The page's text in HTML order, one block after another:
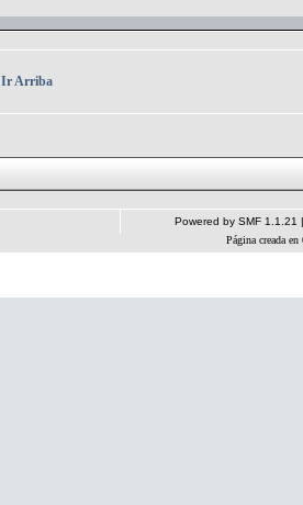
Ir Arriba
Powered by SMF 1.1.21
Página creada